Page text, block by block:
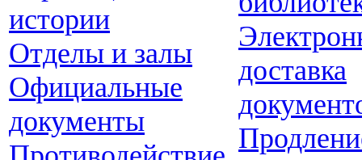
истории
Отделы и залы
Официальные
документы
доставка